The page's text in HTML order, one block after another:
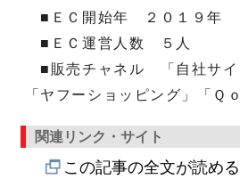
■ＥＣ開始年 ２０１９年
■ＥＣ運営人数 ５人
■販売チャネル 「自社サイ
「ヤフーショッピング」「Ｑ
関連リンク・サイト
この記事の全文が読め